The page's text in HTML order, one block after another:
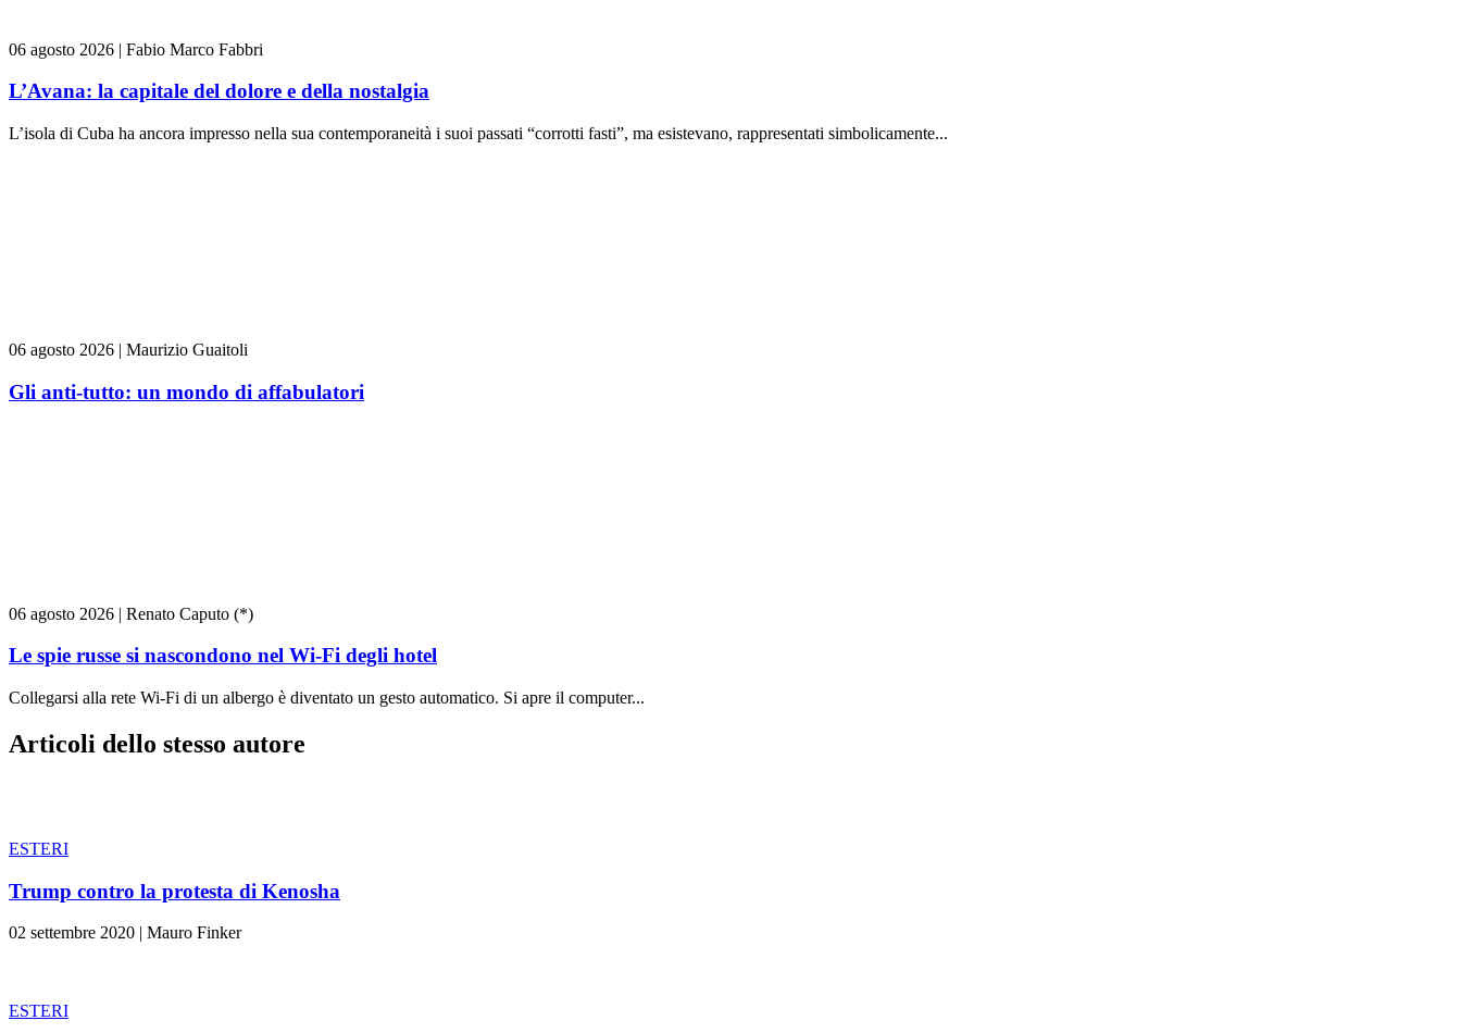
06 agosto 2026 | Fabio Marco Fabbri
L’Avana: la capitale del dolore e della nostalgia
L’isola di Cuba ha ancora impresso nella sua contemporaneità i suoi passati “corrotti fasti”, ma esistevano, rappresentati simbolicamente...
06 agosto 2026 | Maurizio Guaitoli
Gli anti-tutto: un mondo di affabulatori
06 agosto 2026 | Renato Caputo (*)
Le spie russe si nascondono nel Wi-Fi degli hotel
Collegarsi alla rete Wi-Fi di un albergo è diventato un gesto automatico. Si apre il computer...
Articoli dello stesso autore
ESTERI
Trump contro la protesta di Kenosha
02 settembre 2020 | Mauro Finker
ESTERI